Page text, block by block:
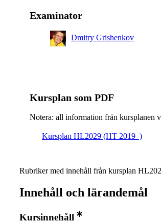
Examinator
Dmitry Grishenkov
Kursplan som PDF
Notera: all information från kursplanen
Kursplan HL2029 (HT 2019–)
Rubriker med innehåll från kursplan
Innehåll och lärandemål
Kursinnehåll